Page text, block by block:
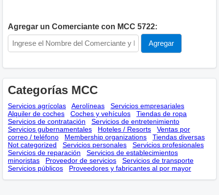
Agregar un Comerciante con MCC 5722:
Categorías MCC
Servicios agrícolas Aerolíneas
Servicios empresariales
Alquiler de coches
Coches y vehículos
Tiendas de ropa
Servicios de contratación
Servicios de entretenimiento
Servicios gubernamentales
Hoteles / Resorts
Ventas por
correo / teléfono
Membership оrganizations
Tiendas diversas
Not categorized
Servicios personales
Servicios profesionales
Servicios de reparación
Servicios de establecimientos
minoristas
Proveedor de servicios
Servicios de transporte
Servicios públicos
Proveedores y fabricantes al por mayor